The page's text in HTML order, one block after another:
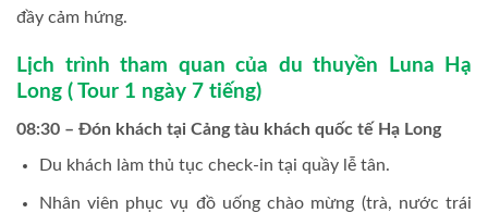
đầy cảm hứng.
Lịch trình tham quan của du thuyền Luna Hạ
Long ( Tour 1 ngày 7 tiếng)
08:30 – Đón khách tại Cảng tàu khách quốc tế Hạ Long
Du khách làm thủ tục check-in tại quầy lễ tân.
Nhân viên phục vụ đồ uống chào mừng (trà, nước trái